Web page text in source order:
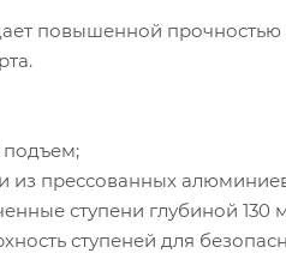
повышенной
из прессованных
ступени глубиной 130
ступеней для